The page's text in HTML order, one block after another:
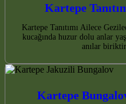
Kartepe
Kartepe Tanıtımı Ailece
kucağında huzur dolu anlar
anılar
Kartepe